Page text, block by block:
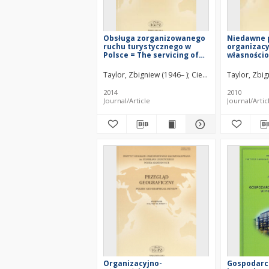
Obsługa zorganizowanego
ruchu turystycznego w
Polsce = The servicing of
Poland
Taylor, Zbigniew (1946– ) Ciechański, Ariel
2014
Journal/Article
Niedawne
Polsce -
in rail
Taylor,
2010
Journal/
Organizacyjno-